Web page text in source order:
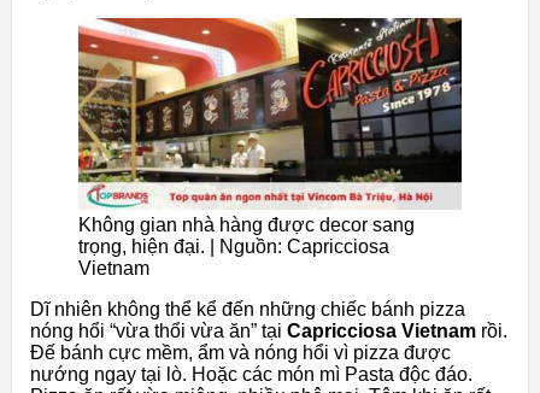
Không gian nhà hàng được decor sang
trọng, hiện đại. | Nguồn: Capricciosa
Vietnam
Dĩ nhiên không thể kể đến những chiếc bánh pizza
nóng hổi “vừa thổi vừa ăn” tại Capricciosa Vietnam rồi.
Đế bánh cực mềm, ẩm và nóng hổi vì pizza được
nướng ngay tại lò. Hoặc các món mì Pasta độc đáo.